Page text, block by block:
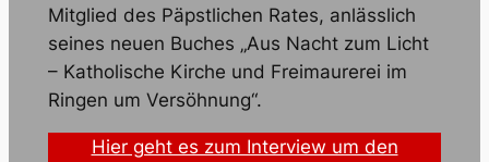
Mitglied des Päpstlichen Rates, anlässlich
seines neuen Buches „Aus Nacht zum Licht
– Katholische Kirche und Freimaurerei im
Ringen um Versöhnung“.
Hier geht es zum Interview um den